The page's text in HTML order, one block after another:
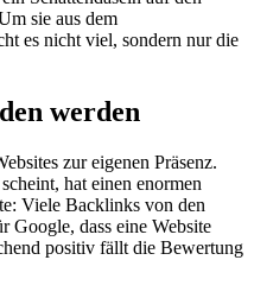
sie aus dem
es nicht viel, sondern nur die
werden
zur eigenen Präsenz.
hat einen enormen
Viele Backlinks von den
Google, dass eine Website
positiv fällt die Bewertung